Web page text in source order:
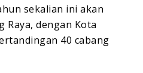
sekalian ini akan
Raya, dengan Kota
40 cabang